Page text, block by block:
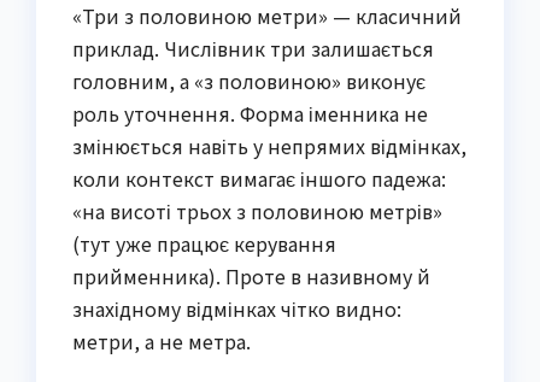
«Три з половиною метри» — класичний
приклад. Числівник три залишається
головним, а «з половиною» виконує
роль уточнення. Форма іменника не
змінюється навіть у непрямих відмінках,
коли контекст вимагає іншого падежа:
«на висоті трьох з половиною метрів»
(тут уже працює керування
прийменника). Проте в називному й
знахідному відмінках чітко видно:
метри, а не метра.